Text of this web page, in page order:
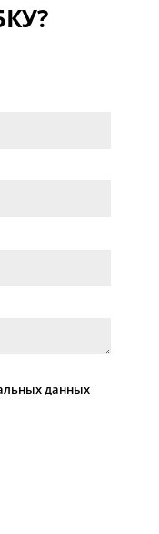
данных